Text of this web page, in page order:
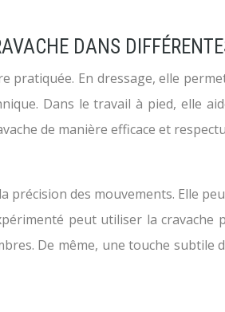
DANS
pratiquée. En dressage, elle
Dans le travail à pied, elle
de manière efficace et
précision des mouvements. Elle
peut utiliser la
De même, une touche